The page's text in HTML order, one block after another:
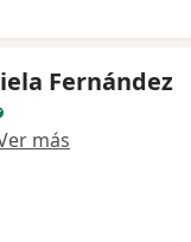
Fernández
más